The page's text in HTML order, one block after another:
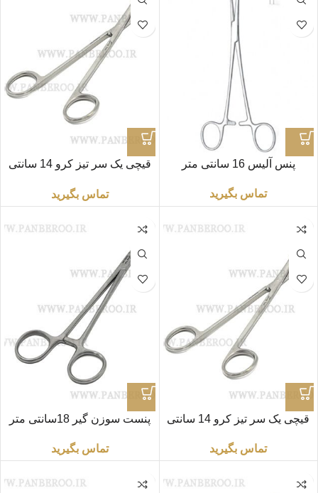
پنس آلیس 16 سانتی متر
تماس بگیرید
قیچی یک‌ سر تیز کرو 14 سانتی
تماس بگیرید
قیچی یک‌ سر تیز کرو 14 سانتی
تماس بگیرید
پنست سوزن گیر 18سانتی متر
تماس بگیرید